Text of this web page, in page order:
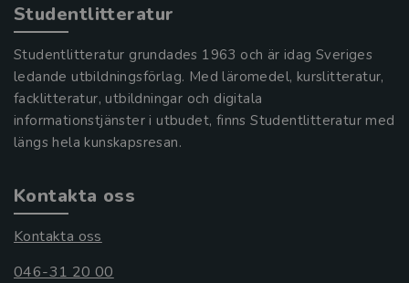
Studentlitteratur
Studentlitteratur grundades 1963 och är idag Sveriges
ledande utbildningsförlag. Med läromedel, kurslitteratur,
facklitteratur, utbildningar och digitala
informationstjänster i utbudet, finns Studentlitteratur med
längs hela kunskapsresan.
Kontakta oss
Kontakta oss
046-31 20 00